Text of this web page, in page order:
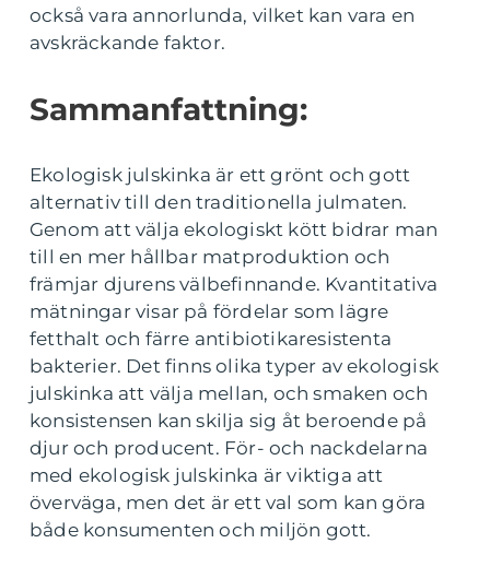
också vara annorlunda, vilket kan vara en
avskräckande faktor.
Sammanfattning:
Ekologisk julskinka är ett grönt och gott
alternativ till den traditionella julmaten.
Genom att välja ekologiskt kött bidrar man
till en mer hållbar matproduktion och
främjar djurens välbefinnande. Kvantitativa
mätningar visar på fördelar som lägre
fetthalt och färre antibiotikaresistenta
bakterier. Det finns olika typer av ekologisk
julskinka att välja mellan, och smaken och
konsistensen kan skilja sig åt beroende på
djur och producent. För- och nackdelarna
med ekologisk julskinka är viktiga att
överväga, men det är ett val som kan göra
både konsumenten och miljön gott.